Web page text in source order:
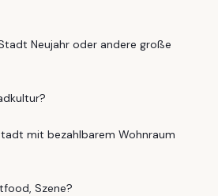
Neujahr oder andere große
mit bezahlbarem Wohnraum
Szene?